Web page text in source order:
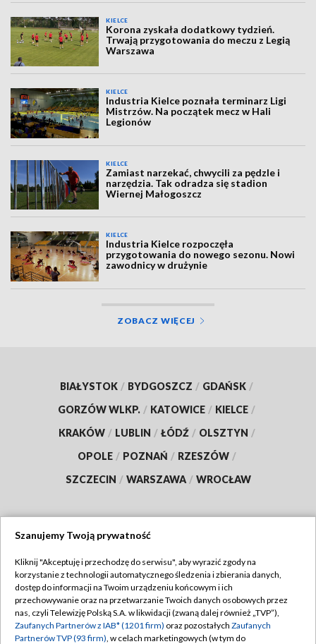
KIELCE
Korona zyskała dodatkowy tydzień.
Trwają przygotowania do meczu z Legią
Warszawa
KIELCE
Industria Kielce poznała terminarz Ligi
Mistrzów. Na początek mecz w Hali
Legionów
KIELCE
Zamiast narzekać, chwycili za pędzle i
narzędzia. Tak odradza się stadion
Wiernej Małogoszcz
KIELCE
Industria Kielce rozpoczęła
przygotowania do nowego sezonu. Nowi
zawodnicy w drużynie
ZOBACZ WIĘCEJ
BIAŁYSTOK / BYDGOSZCZ / GDAŃSK /
GORZÓW WLKP. / KATOWICE / KIELCE /
KRAKÓW / LUBLIN / ŁÓDŹ / OLSZTYN /
OPOLE / POZNAŃ / RZESZÓW /
SZCZECIN / WARSZAWA / WROCŁAW
TVP
Abonament TVP
Emisja w TVP
Regulamin TVP
Polityka prywatności
Szanujemy Twoją prywatność
Kliknij "Akceptuję i przechodzę do serwisu", aby wyrazić zgody na
korzystanie z technologii automatycznego śledzenia i zbierania danych,
dostęp do informacji na Twoim urządzeniu końcowym i ich
przechowywanie oraz na przetwarzanie Twoich danych osobowych przez
nas, czyli Telewizję Polską S.A. w likwidacji (zwaną dalej również „TVP”),
Zaufanych Partnerów z IAB* (1201 firm) oraz pozostałych Zaufanych
Partnerów TVP (93 firm), w celach marketingowych (w tym do